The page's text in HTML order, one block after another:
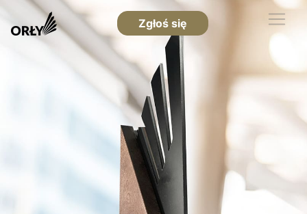
Zgłoś się